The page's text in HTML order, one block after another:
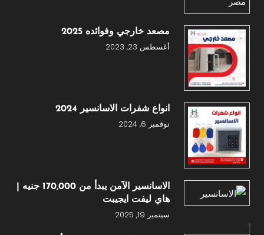
مصعد خارجي وفوائده 2025
أغسطس 23, 2023
انواع شفرات الاسانسير 2024
نوفمبر 6, 2024
الاسانسير الآمن يبدأ من 170,000 جنيه |
هاي ليفت ايجيبت
سبتمبر 19, 2025